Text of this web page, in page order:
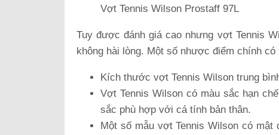
Vợt Tennis Wilson Prostaff 97L
Tuy được đánh giá cao nhưng vợt Tennis
không hài lòng. Một số nhược điểm chính có
Kích thước vợt Tennis Wilson trung
Vợt Tennis Wilson có màu sắc hạn
sắc phù hợp với cá tính bản thân.
Một số mẫu vợt Tennis Wilson có